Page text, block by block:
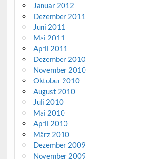
Januar 2012
Dezember 2011
Juni 2011
Mai 2011
April 2011
Dezember 2010
November 2010
Oktober 2010
August 2010
Juli 2010
Mai 2010
April 2010
März 2010
Dezember 2009
November 2009